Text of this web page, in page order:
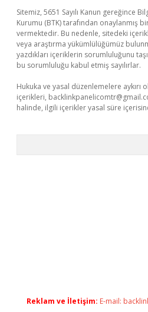
Sitemiz, 5651 Sayılı Kanun gereğince
Kurumu (BTK) tarafından onaylanmış
vermektedir. Bu nedenle, sitedeki
veya araştırma yükümlülüğümüz
yazdıkları içeriklerin sorumluluğunu
bu sorumluluğu kabul etmiş sayılırlar.
Hukuka ve yasal düzenlemelere aykırı
içerikleri,
halinde, ilgili içerikler yasal süre
Reklam ve İletişim: E-mail: